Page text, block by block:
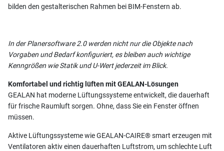
bilden den gestalterischen Rahmen bei BIM-Fenstern ab.
In der Planersoftware 2.0 werden nicht nur die Objekte nach
Vorgaben und Bedarf konfiguriert, es bleiben auch wichtige
Kenngrößen wie Statik und U-Wert jederzeit im Blick.
Komfortabel und richtig lüften mit GEALAN-Lösungen
GEALAN hat moderne Lüftungssysteme entwickelt, die dauerhaft
für frische Raumluft sorgen. Ohne, dass Sie ein Fenster öffnen
müssen.
Aktive Lüftungssysteme wie GEALAN-CAIRE® smart erzeugen mit
Ventilatoren aktiv einen dauerhaften Luftstrom, um schlechte Luft